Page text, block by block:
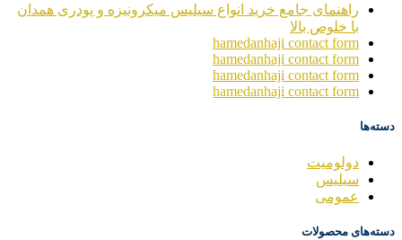
راهنمای جامع خرید انواع سیلیس میکرونیزه و پودری همدان
با خلوص بالا
hamedanhaji contact form
hamedanhaji contact form
hamedanhaji contact form
hamedanhaji contact form
دسته‌ها
دولومیت
سیلیس
عمومی
دسته‌های محصولات